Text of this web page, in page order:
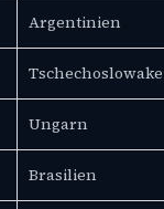
Argentinien
Ungarn
Brasilien